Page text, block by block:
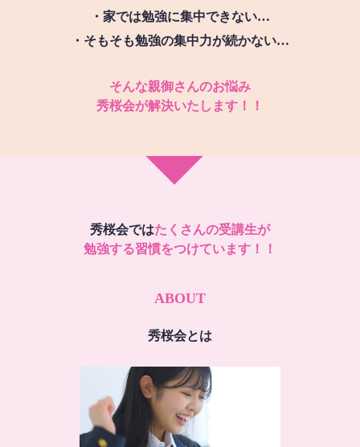
・家では勉強に集中できない…
・そもそも勉強の集中力が続かない…
そんな親御さんのお悩み
秀桜会が解決いたします！！
秀桜会ではたくさんの受講生が
勉強する習慣をつけています！！
ABOUT
秀桜会とは